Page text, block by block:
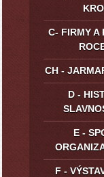
C- FIRMY A
CH -
D -
E -
F -